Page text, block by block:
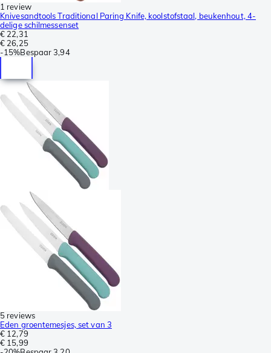
1 review
Knivesandtools Traditional Paring Knife, koolstofstaal, beukenhout, 4-
delige schilmessenset
€ 22,31
€ 26,25
-15%Bespaar 3,94
5 reviews
Eden groentemesjes, set van 3
€ 12,79
€ 15,99